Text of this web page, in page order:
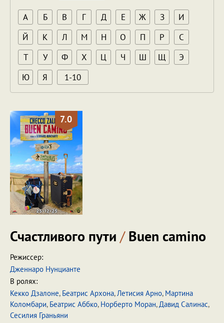
А Б В Г Д Е Ж З
И
Й
К Л М Н О П Р
С
Т
У Ф Х Ц Ч Ш Щ
Э
Ю
Я 1-10
7.0
Счастливого пути /Buen camino
Режиссер:
Дженнаро Нунцианте
В ролях:
Кекко Дзалоне, Беатриc Архона,Летисия Арно, Мартина
Коломбари, Беатрис Аббко, Норберто Моран,Давид Салинас,
Сесилия Граньяни